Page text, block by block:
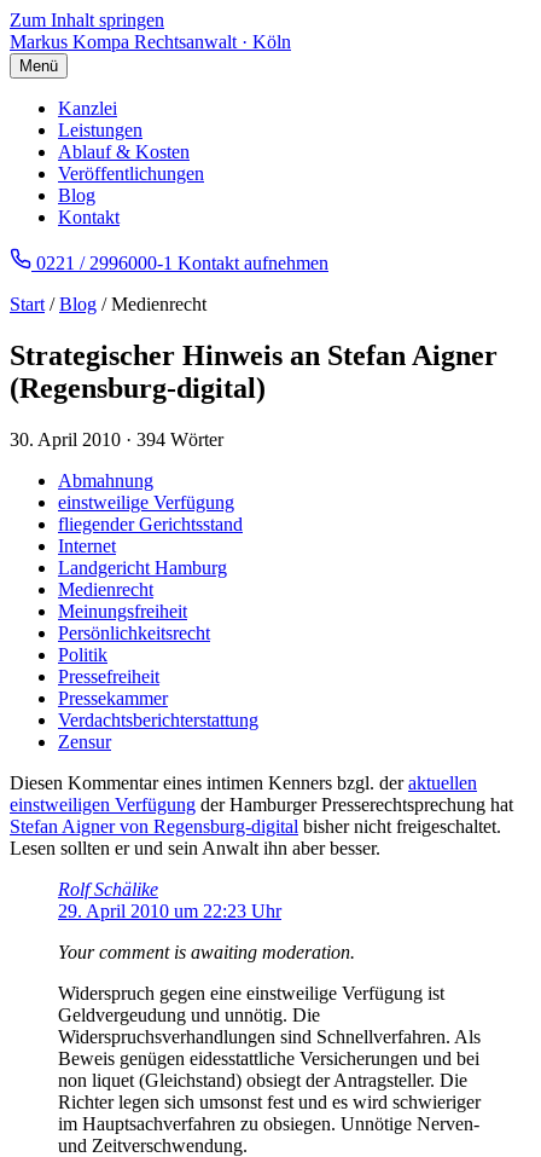
Zum Inhalt springen
Markus Kompa Rechtsanwalt · Köln
Menü
Kanzlei
Leistungen
Ablauf & Kosten
Veröffentlichungen
Blog
Kontakt
0221 / 2996000-1 Kontakt aufnehmen
Start /Blog / Medienrecht
Strategischer Hinweis an Stefan Aigner
(Regensburg-digital)
30. April 2010 · 394 Wörter
Abmahnung
einstweilige Verfügung
fliegender Gerichtsstand
Internet
Landgericht Hamburg
Medienrecht
Meinungsfreiheit
Persönlichkeitsrecht
Politik
Pressefreiheit
Pressekammer
Verdachtsberichterstattung
Zensur
Diesen Kommentar eines intimen Kenners bzgl. deraktuellen
einstweiligen Verfügung der Hamburger Presserechtsprechung hat
Stefan Aigner von Regensburg-digital bisher nicht freigeschaltet.
Lesen sollten er und sein Anwalt ihn aber besser.
Rolf Schälike
29. April 2010 um 22:23 Uhr
Your comment is awaiting moderation.
Widerspruch gegen eine einstweilige Verfügung ist
Geldvergeudung und unnötig. Die
Widerspruchsverhandlungen sind Schnellverfahren. Als
Beweis genügen eidesstattliche Versicherungen und bei
non liquet (Gleichstand) obsiegt der Antragsteller. Die
Richter legen sich umsonst fest und es wird schwieriger
im Hauptsachverfahren zu obsiegen. Unnötige Nerven-
und Zeitverschwendung.